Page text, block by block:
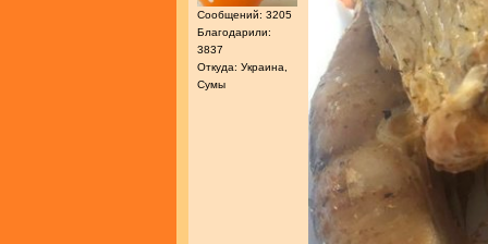
Сообщений: 3205
Благодарили:
3837
Откуда: Украина,
Сумы